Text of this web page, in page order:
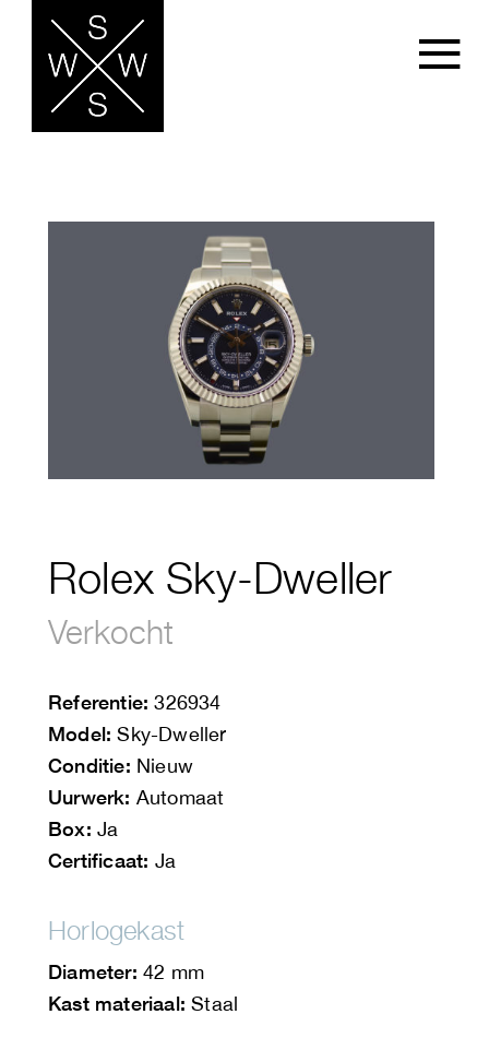
Rolex Sky-Dweller
Verkocht
Referentie: 326934
Model: Sky-Dweller
Conditie: Nieuw
Uurwerk: Automaat
Box: Ja
Certificaat: Ja
Horlogekast
Diameter: 42 mm
Kast materiaal: Staal